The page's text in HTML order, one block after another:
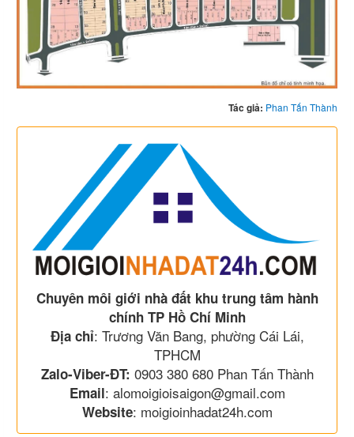
Tác giả: Phan Tấn Thành
Chuyên môi giới nhà đất khu trung tâm hành
chính TP Hồ Chí Minh
Địa chỉ: Trương Văn Bang, phường Cái Lái,
TPHCM
Zalo-Viber-ĐT: 0903 380 680 Phan Tấn Thành
Email: alomoigioisaigon@gmail.com
Website: moigioinhadat24h.com